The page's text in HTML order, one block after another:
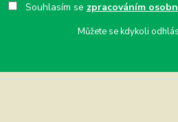
Souhlasím se zpracováním
Můžete se kdykoli